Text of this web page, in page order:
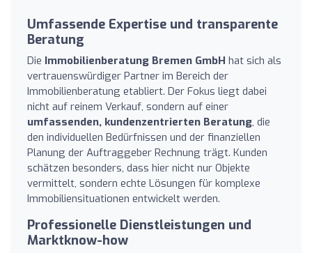
Umfassende Expertise und transparente
Beratung
Die Immobilienberatung Bremen GmbH hat sich als
vertrauenswürdiger Partner im Bereich der
Immobilienberatung etabliert. Der Fokus liegt dabei
nicht auf reinem Verkauf, sondern auf einer
umfassenden, kundenzentrierten Beratung, die
den individuellen Bedürfnissen und der finanziellen
Planung der Auftraggeber Rechnung trägt. Kunden
schätzen besonders, dass hier nicht nur Objekte
vermittelt, sondern echte Lösungen für komplexe
Immobiliensituationen entwickelt werden.
Professionelle Dienstleistungen und
Marktknow-how